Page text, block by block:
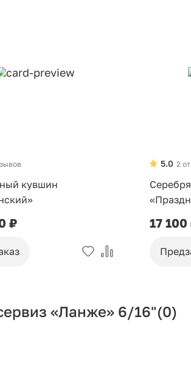
кувшин
₽
2
5.0
17 100
«Ланже» 6/16"(0)